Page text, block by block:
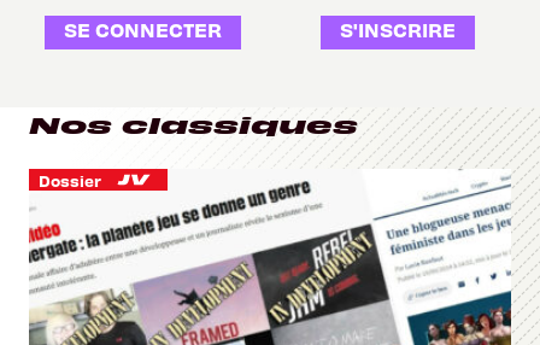
SE CONNECTER S'INSCRIRE
Nos classiques
Dossier